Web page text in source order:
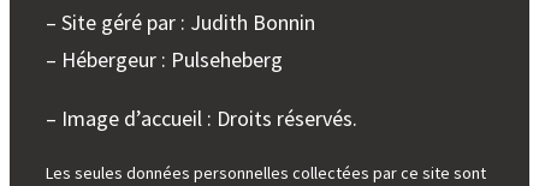
– Site géré par : Judith Bonnin
– Hébergeur : Pulseheberg
– Image d’accueil : Droits réservés.
Les seules données personnelles collectées par ce site sont